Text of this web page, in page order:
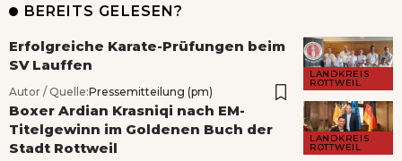
BEREITS GELESEN?
LANDKREIS
ROTTWEIL
Erfolgreiche Karate-Prüfungen beim
SV Lauffen
Autor / Quelle:Pressemitteilung (pm)
LANDKREIS
ROTTWEIL
Boxer Ardian Krasniqi nach EM-
Titelgewinn im Goldenen Buch der
Stadt Rottweil